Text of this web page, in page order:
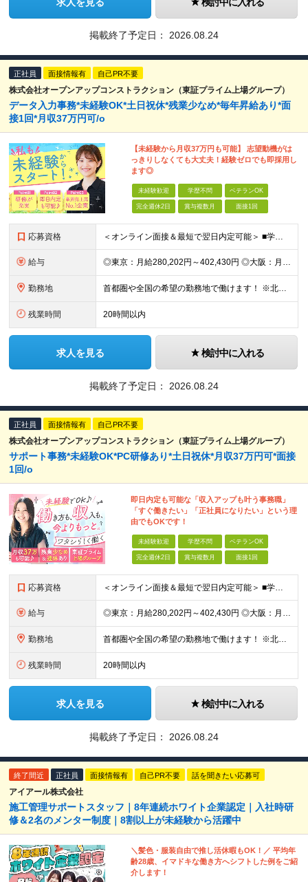
掲載終了予定日： 2026.08.24
正社員 面接情報有 自己PR不要
株式会社オープンアップコンストラクション（東証プライム上場グループ）
データ入力事務*未経験OK*土日祝休*残業少なめ*毎年昇給あり*面
接1回*月収37万円可/o
【未経験から月収37万円も可能】 志望動機がは
っきりしなくても大丈夫！経験ゼロでも即採用し
ます◎
未経験歓迎 学歴不問 ベテランOK
完全週休2日 賞与複数月 面接1回
応募資格 ＜オンライン面接＆最短で翌日内定可能＞ ■学歴不問 ■未経験・第二新卒・正社員初挑戦の方、大歓迎！ ★9割以上の社員が未経験からのスタートです ★アルバイト経験のみという方も活躍しています ◇志望理
給与 ◎東京：月給280,202円～402,430円 ◎大阪：月給269,824円～392,052円 ◎名古屋：月給285,967円～408,195円 ◎その他：月給265,212円～387,440円 ※
勤務地 首都圏や全国の希望の勤務地で働けます！ ※北海道・東北・関東・北信越・関西・東海・中国・四国・九州・沖縄県 ★希望を考慮します ★UIターン歓迎／転勤なし
残業時間 20時間以内
求人を見る 検討中に入れる
掲載終了予定日： 2026.08.24
正社員 面接情報有 自己PR不要
株式会社オープンアップコンストラクション（東証プライム上場グループ）
サポート事務*未経験OK*PC研修あり*土日祝休*月収37万円可*面接
1回/o
即日内定も可能な「収入アップも叶う事務職」
「すぐ働きたい」「正社員になりたい」という理
由でもOKです！
未経験歓迎 学歴不問 ベテランOK
完全週休2日 賞与複数月 面接1回
応募資格 ＜オンライン面接＆最短で翌日内定可能＞ ■学歴不問 ■未経験・第二新卒・正社員初挑戦の方、大歓迎！ ★9割以上の社員が未経験からのスタートです ★アルバイト経験のみという方も活躍しています ◇志望理
給与 ◎東京：月給280,202円～402,430円 ◎大阪：月給269,824円～392,052円 ◎名古屋：月給285,967円～408,195円 ◎その他：月給265,212円～387,440円 ※
勤務地 首都圏や全国の希望の勤務地で働けます！ ※北海道・東北・関東・北信越・関西・東海・中国・四国・九州・沖縄県 ★希望を考慮します ★UIターン歓迎／転勤なし
残業時間 20時間以内
求人を見る 検討中に入れる
掲載終了予定日： 2026.08.24
終了間近 正社員 面接情報有 自己PR不要 話を聞きたい応募可
アイアール株式会社
施工管理サポートスタッフ｜8年連続ホワイト企業認定｜入社時研
修＆2名のメンター制度｜8割以上が未経験から活躍中
＼髪色・服装自由で推し活休暇もOK！／ 平均年
齢28歳、イマドキな働き方へシフトした例をご紹
介します！